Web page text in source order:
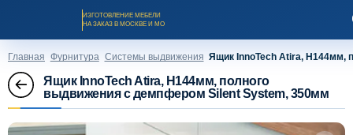
ИЗГОТОВЛЕНИЕ МЕБЕЛИ
НА ЗАКАЗ В МОСКВЕ И МО
Главная Фурнитура Системы выдвижения Ящик InnoTech Atira, H144мм,
Ящик InnoTech Atira, H144мм, полного
выдвижения с демпфером Silent System, 350мм